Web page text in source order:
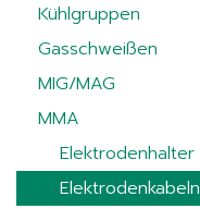
Kühlgruppen
Gasschweißen
MIG/MAG
MMA
Elektrodenhalter
Elektrodenkabeln